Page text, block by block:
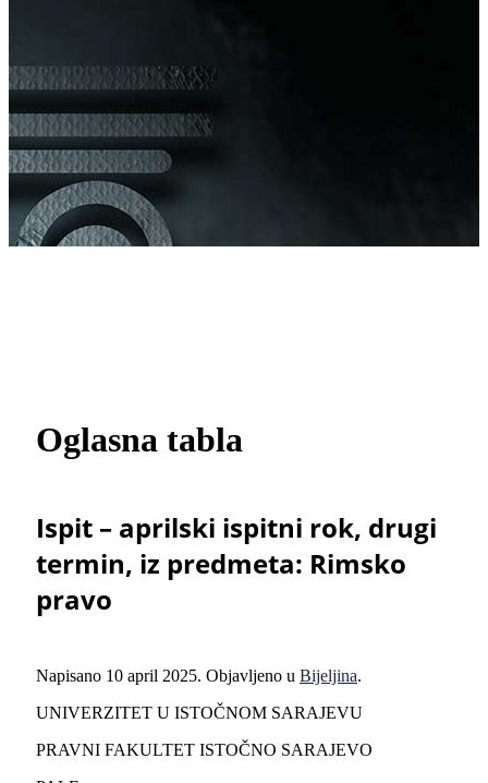
Oglasna tabla
Ispit – aprilski ispitni rok, drugi
termin, iz predmeta: Rimsko
pravo
Napisano 10 april 2025. Objavljeno u Bijeljina.
UNIVERZITET U ISTOČNOM SARAJEVU
PRAVNI FAKULTET ISTOČNO SARAJEVO